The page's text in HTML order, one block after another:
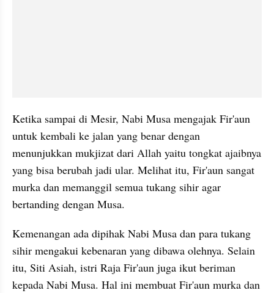
Ketika sampai di Mesir, Nabi Musa mengajak Fir'aun
untuk kembali ke jalan yang benar dengan
menunjukkan mukjizat dari Allah yaitu tongkat ajaibnya
yang bisa berubah jadi ular. Melihat itu, Fir'aun sangat
murka dan memanggil semua tukang sihir agar
bertanding dengan Musa.
Kemenangan ada dipihak Nabi Musa dan para tukang
sihir mengakui kebenaran yang dibawa olehnya. Selain
itu, Siti Asiah, istri Raja Fir'aun juga ikut beriman
kepada Nabi Musa. Hal ini membuat Fir'aun murka dan